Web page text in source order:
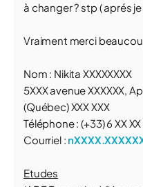
à changer ? stp ( aprés
Vraiment merci
Nom : Nikita XXXXXXXX
5XXX avenue XXXXXX,
(Québec) XXX XXX
Téléphone : (+33) 6 XX XX
Courriel :
Etudes